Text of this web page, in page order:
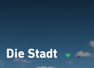
Navigation
Die Stadt